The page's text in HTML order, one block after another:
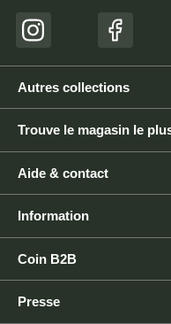
Instagram Facebook
Autres collections
Trouve le magasin le
Aide & contact
Information
Coin B2B
Presse